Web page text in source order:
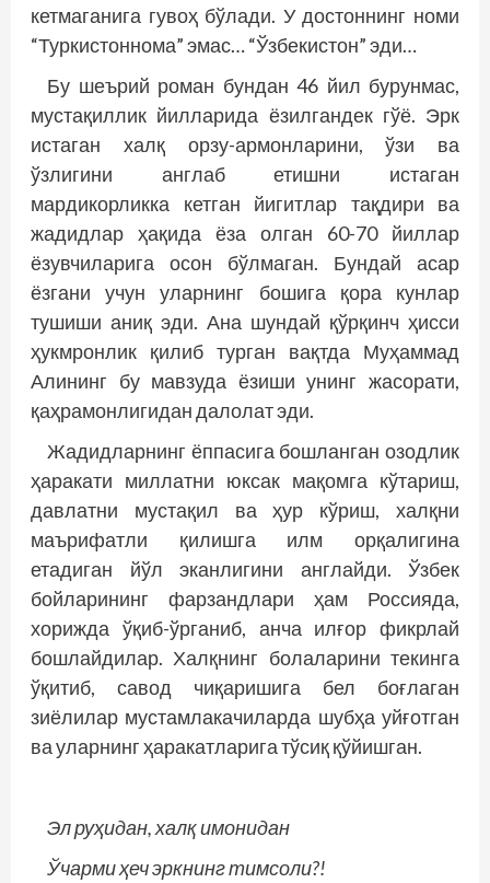
кетмаганига гувоҳ бўлади. У достоннинг номи
“Туркистоннома” эмас… “Ўзбекистон” эди…
Бу шеърий роман бундан 46 йил бурунмас,
мустақиллик йилларида ёзилгандек гўё. Эрк
истаган халқ орзу-армонларини, ўзи ва
ўзлигини англаб етишни истаган
мардикорликка кетган йигитлар тақдири ва
жадидлар ҳақида ёза олган 60-70 йиллар
ёзувчиларига осон бўлмаган. Бундай асар
ёзгани учун уларнинг бошига қора кунлар
тушиши аниқ эди. Ана шундай қўрқинч ҳисси
ҳукмронлик қилиб турган вақтда Муҳаммад
Алининг бу мавзуда ёзиши унинг жасорати,
қаҳрамонлигидан далолат эди.
Жадидларнинг ёппасига бошланган озодлик
ҳаракати миллатни юксак мақомга кўтариш,
давлатни мустақил ва ҳур кўриш, халқни
маърифатли қилишга илм орқалигина
етадиган йўл эканлигини англайди. Ўзбек
бойларининг фарзандлари ҳам Россияда,
хорижда ўқиб-ўрганиб, анча илғор фикрлай
бошлайдилар. Халқнинг болаларини текинга
ўқитиб, савод чиқаришига бел боғлаган
зиёлилар мустамлакачиларда шубҳа уйғотган
ва уларнинг ҳаракатларига тўсиқ қўйишган.
Эл руҳидан, халқ имонидан
Ўчарми ҳеч эркнинг тимсоли?!